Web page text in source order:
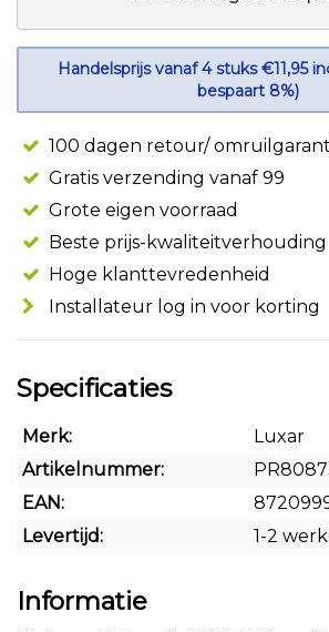
Handelsprijs vanaf 4 stuks €11,95
bespaart 8%)
100 dagen retour/
Gratis verzending vanaf 99
Grote eigen voorraad
Beste prijs-kwaliteitverhouding
Hoge klanttevredenheid
Installateur log in voor korting
Specificaties
Merk:
Luxar
Artikelnummer:
EAN:
Levertijd:
1-2
Informatie